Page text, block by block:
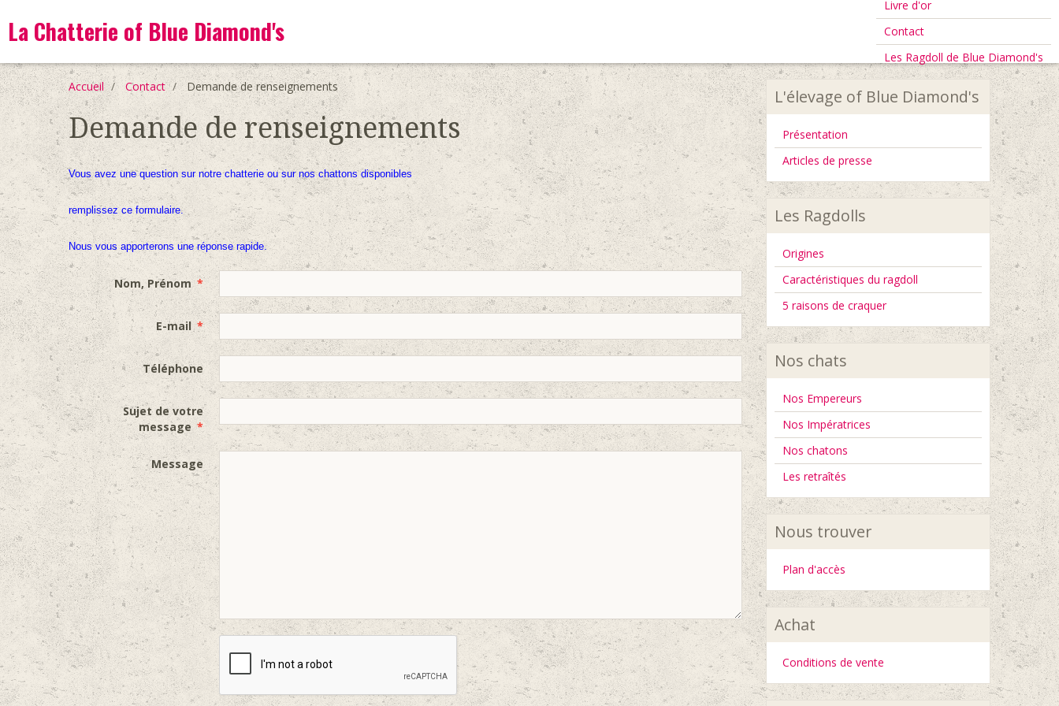
La Chatterie of Blue Diamond's
Livre d'or
Contact
Les Ragdoll de Blue Diamond's
Accueil
Contact Demande de renseignements
Demande de renseignements
Vous avez une question sur notre chatterie ou sur nos chattons disponibles
remplissez ce formulaire.
Nous vous apporterons une réponse rapide.
Nom, Prénom
E-mail
Téléphone
Sujet de votre
message
Message
L'élevage of Blue Diamond's
Présentation
Articles de presse
Les Ragdolls
Origines
Caractéristiques du ragdoll
5 raisons de craquer
Nos chats
Nos Empereurs
Nos Impératrices
Nos chatons
Les retraîtés
Nous trouver
Plan d'accès
Achat
Conditions de vente